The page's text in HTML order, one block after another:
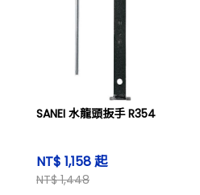
SANEI 水龍頭扳手 R354
NT$ 1,158 起
NT$ 1,448